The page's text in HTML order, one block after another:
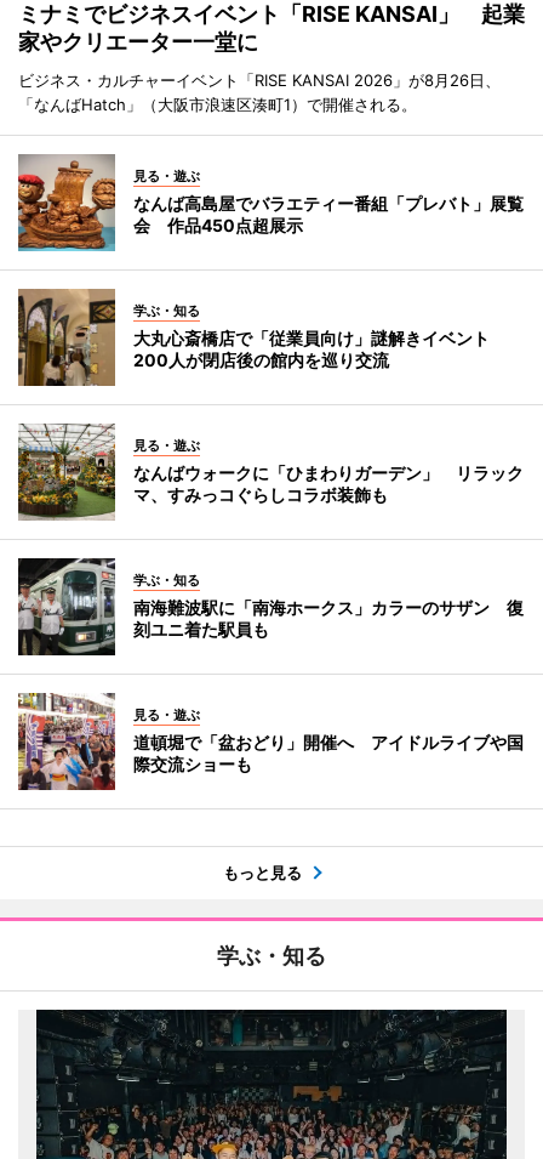
ミナミでビジネスイベント「RISE KANSAI」 起業
家やクリエーター一堂に
ビジネス・カルチャーイベント「RISE KANSAI 2026」が8月26日、
「なんばHatch」（大阪市浪速区湊町1）で開催される。
見る・遊ぶ
なんば高島屋でバラエティー番組「プレバト」展覧
会 作品450点超展示
学ぶ・知る
大丸心斎橋店で「従業員向け」謎解きイベント
200人が閉店後の館内を巡り交流
見る・遊ぶ
なんばウォークに「ひまわりガーデン」 リラック
マ、すみっコぐらしコラボ装飾も
学ぶ・知る
南海難波駅に「南海ホークス」カラーのサザン 復
刻ユニ着た駅員も
見る・遊ぶ
道頓堀で「盆おどり」開催へ アイドルライブや国
際交流ショーも
もっと見る
学ぶ・知る